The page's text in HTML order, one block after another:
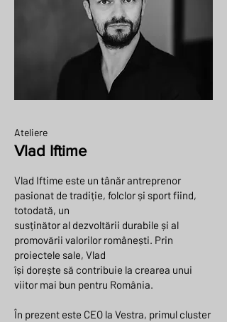
Ateliere
Vlad Iftime
Vlad Iftime este un tânăr antreprenor
pasionat de tradiție, folclor și sport fiind,
totodată, un
susținător al dezvoltării durabile și al
promovării valorilor românești. Prin
proiectele sale, Vlad
își dorește să contribuie la crearea unui
viitor mai bun pentru România.
În prezent este CEO la Vestra, primul cluster